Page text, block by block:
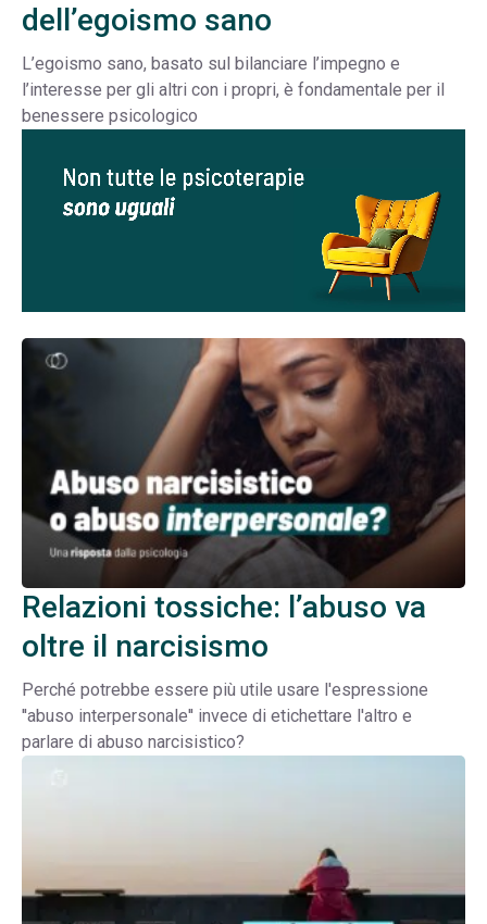
dell’egoismo sano
L’egoismo sano, basato sul bilanciare l’impegno e
l’interesse per gli altri con i propri, è fondamentale per il
benessere psicologico
Relazioni tossiche: l’abuso va
oltre il narcisismo
Perché potrebbe essere più utile usare l'espressione
''abuso interpersonale'' invece di etichettare l'altro e
parlare di abuso narcisistico?